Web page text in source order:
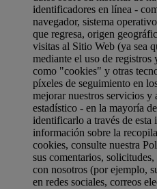
identificadores en línea -
navegador, sistema
que regresa, origen
visitas al Sitio Web (ya sea
mediante el uso de
como "cookies" y otras
píxeles de seguimiento en
mejorar nuestros servicios y
estadístico - en la mayoría
identificarlo a través de
información sobre la
cookies, consulte nuestra
sus comentarios,
con nosotros (por ejemplo,
en redes sociales, correos